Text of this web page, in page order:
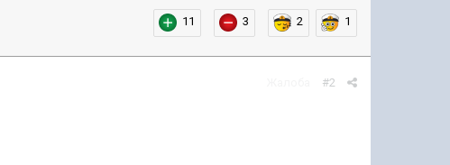
11 3 2 1
#2